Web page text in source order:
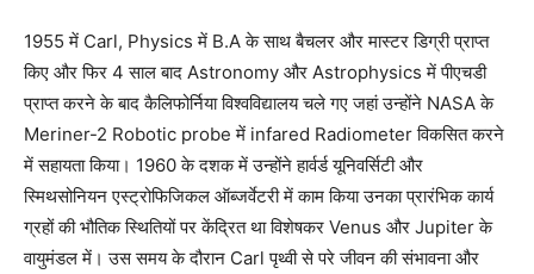
1955 में Carl, Physics में B.A के साथ बैचलर और मास्टर डिग्री प्राप्त
किए और फिर 4 साल बाद Astronomy और Astrophysics में पीएचडी
प्राप्त करने के बाद कैलिफोर्निया विश्वविद्यालय चले गए जहां उन्होंने NASA के
Meriner-2 Robotic probe में infared Radiometer विकसित करने
में सहायता किया। 1960 के दशक में उन्होंने हार्वर्ड यूनिवर्सिटी और
स्मिथसोनियन एस्ट्रोफिजिकल ऑब्जर्वेटरी में काम किया उनका प्रारंभिक कार्य
ग्रहों की भौतिक स्थितियों पर केंद्रित था विशेषकर Venus और Jupiter के
वायुमंडल में। उस समय के दौरान Carl पृथ्वी से परे जीवन की संभावना और